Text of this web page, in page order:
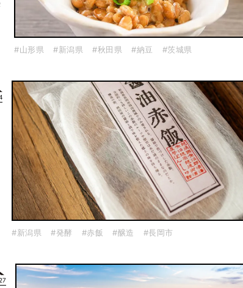
#山形県 #新潟県 #秋田県 #納豆 #茨城県
#新潟県 #発酵 #赤飯 #醸造 #長岡市